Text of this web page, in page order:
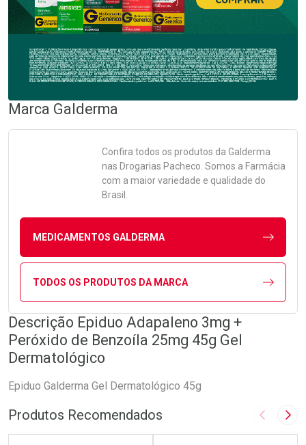
Marca Galderma
Confira todos os produtos da Galderma
nas Drogarias Pacheco. Somos a Farmácia
com a maior variedade e qualidade do
Brasil.
MEDICAMENTOS GALDERMA
TODOS OS PRODUTOS DA MARCA
Descrição Epiduo Adapaleno 3mg +
Peróxido de Benzoíla 25mg 45g Gel
Dermatológico
Epiduo Galderma Gel Dermatológico 45g
Produtos Recomendados Imagem